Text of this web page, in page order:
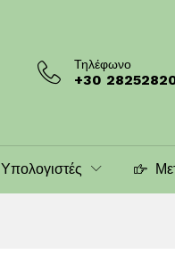
Τηλέφωνο
+30
Υπολογιστές